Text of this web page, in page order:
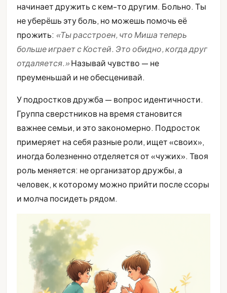
начинает дружить с кем-то другим. Больно. Ты
не уберёшь эту боль, но можешь помочь её
прожить: «Ты расстроен, что Миша теперь
больше играет с Костей. Это обидно, когда друг
отдаляется.»Называй чувство — не
преуменьшай и не обесценивай.
У подростков дружба — вопрос идентичности.
Группа сверстников на время становится
важнее семьи, и это закономерно. Подросток
примеряет на себя разные роли, ищет «своих»,
иногда болезненно отделяется от «чужих». Твоя
роль меняется: не организатор дружбы, а
человек, к которому можно прийти после ссоры
и молча посидеть рядом.